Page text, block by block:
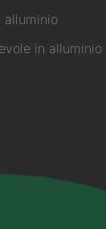
alluminio
in alluminio